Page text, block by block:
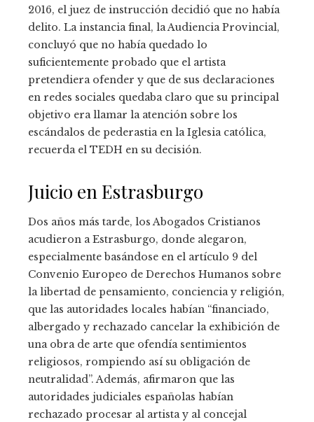
2016, el juez de instrucción decidió que no había
delito. La instancia final, la Audiencia Provincial,
concluyó que no había quedado lo
suficientemente probado que el artista
pretendiera ofender y que de sus declaraciones
en redes sociales quedaba claro que su principal
objetivo era llamar la atención sobre los
escándalos de pederastia en la Iglesia católica,
recuerda el TEDH en su decisión.
Juicio en Estrasburgo
Dos años más tarde, los Abogados Cristianos
acudieron a Estrasburgo, donde alegaron,
especialmente basándose en el artículo 9 del
Convenio Europeo de Derechos Humanos sobre
la libertad de pensamiento, conciencia y religión,
que las autoridades locales habían “financiado,
albergado y rechazado cancelar la exhibición de
una obra de arte que ofendía sentimientos
religiosos, rompiendo así su obligación de
neutralidad”. Además, afirmaron que las
autoridades judiciales españolas habían
rechazado procesar al artista y al concejal